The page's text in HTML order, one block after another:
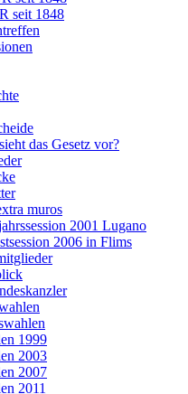
seit 1848
das Gesetz vor?
muros
2001 Lugano
2006 in Flims
1999
2003
2007
2011